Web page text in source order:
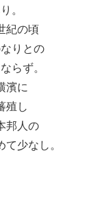
。
紀の頃
りとの
らず。
濱に
殖し
邦人の
少なし。